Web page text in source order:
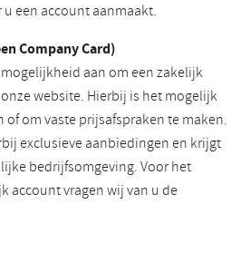
een account aanmaakt.
Company Card)
aan om een zakelijk
website. Hierbij is het mogelijk
om vaste prijsafspraken te maken.
exclusieve aanbiedingen en krijgt
bedrijfsomgeving. Voor het
account vragen wij van u de